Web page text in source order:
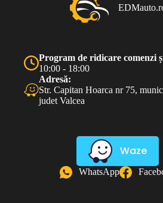
Program de ridicare comenzi
10:00 - 18:00
Adresă:
Str. Capitan Hoarca nr 75,
judet Valcea
Waze
WhatsApp